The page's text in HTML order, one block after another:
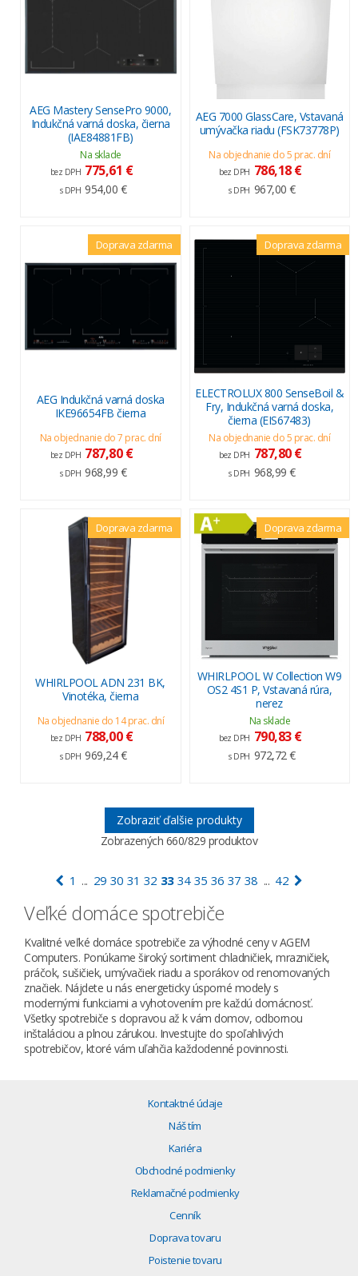
AEG Mastery SensePro 9000,
Indukčná varná doska, čierna
(IAE84881FB)
Na sklade
bez DPH 775,61 €
s DPH 954,00 €
AEG 7000 GlassCare, Vstavaná
umývačka riadu (FSK73778P)
Na objednanie do 5 prac. dní
bez DPH 786,18 €
s DPH 967,00 €
Doprava zdarma
AEG Indukčná varná doska
IKE96654FB čierna
Na objednanie do 7 prac. dní
bez DPH 787,80 €
s DPH 968,99 €
Doprava zdarma
ELECTROLUX 800 SenseBoil &
Fry, Indukčná varná doska,
čierna (EIS67483)
Na objednanie do 5 prac. dní
bez DPH 787,80 €
s DPH 968,99 €
Doprava zdarma
WHIRLPOOL ADN 231 BK,
Vinotéka, čierna
Na objednanie do 14 prac. dní
bez DPH 788,00 €
s DPH 969,24 €
Doprava zdarma
WHIRLPOOL W Collection W9
OS2 4S1 P, Vstavaná rúra,
nerez
Na sklade
bez DPH 790,83 €
s DPH 972,72 €
Zobraziť ďalšie produkty
Zobrazených 660/829 produktov
1 ... 29 30 31 32 33 34 35 36 37 38 ... 42
Veľké domáce spotrebiče
Kvalitné veľké domáce spotrebiče za výhodné ceny v AGEM
Computers. Ponúkame široký sortiment chladničiek, mrazničiek,
práčok, sušičiek, umývačiek riadu a sporákov od renomovaných
značiek. Nájdete u nás energeticky úsporné modely s
modernými funkciami a vyhotovením pre každú domácnosť.
Všetky spotrebiče s dopravou až k vám domov, odbornou
inštaláciou a plnou zárukou. Investujte do spoľahlivých
spotrebičov, ktoré vám uľahčia každodenné povinnosti.
Kontaktné údaje
Náš tím
Kariéra
Obchodné podmienky
Reklamačné podmienky
Cenník
Doprava tovaru
Poistenie tovaru